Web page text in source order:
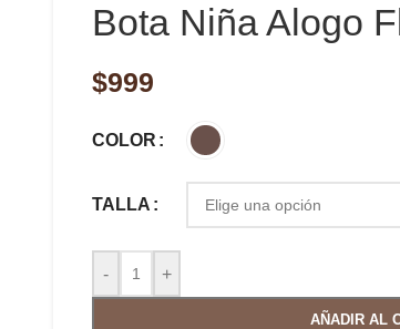
Bota Niña Alogo
$999
COLOR
TALLA
- +
AÑADIR AL